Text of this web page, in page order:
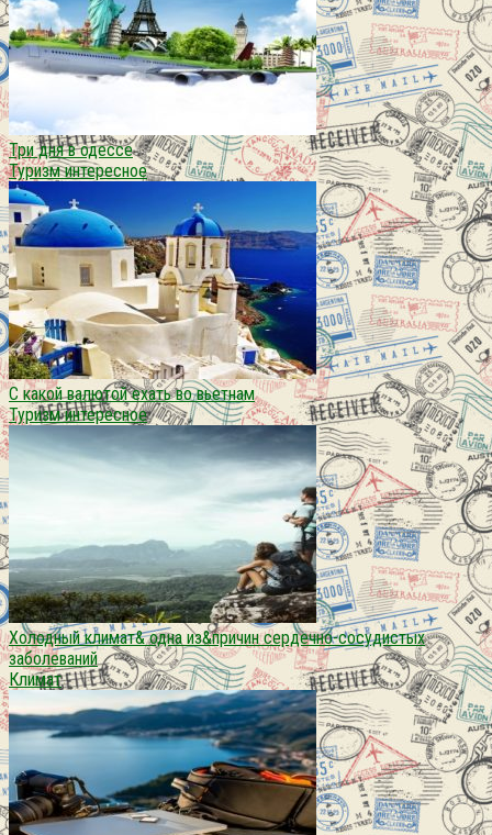
Три дня в одессе
Туризм интересное
С какой валютой ехать во вьетнам
Туризм интересное
Холодный климат& одна из&причин сердечно-сосудистых
заболеваний
Климат